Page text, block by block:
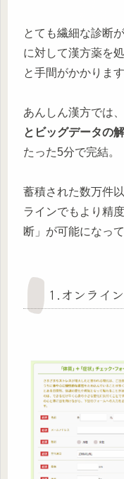
とても繊細な診断
に対して漢方薬を
と手間がかかります
あんしん漢方では
とビッグデータの
たった5分で完結。
蓄積された数万件
ラインでもより精
断」が可能になっ
1.オンライ